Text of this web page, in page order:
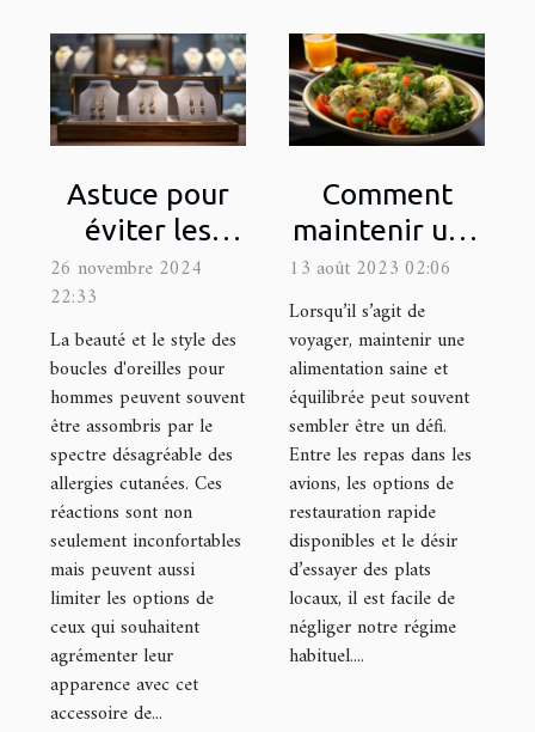
Astuce pour
éviter les
allergies avec
des boucles
d'oreilles pour
hommes
26 novembre 2024
22:33
La beauté et le style des
boucles d'oreilles pour
hommes peuvent souvent
être assombris par le
spectre désagréable des
allergies cutanées. Ces
réactions sont non
seulement inconfortables
mais peuvent aussi
limiter les options de
ceux qui souhaitent
agrémenter leur
apparence avec cet
accessoire de...
Comment
maintenir une
bonne
alimentation
lors de
voyages
13 août 2023 02:06
Lorsqu’il s’agit de
voyager, maintenir une
alimentation saine et
équilibrée peut souvent
sembler être un défi.
Entre les repas dans les
avions, les options de
restauration rapide
disponibles et le désir
d’essayer des plats
locaux, il est facile de
négliger notre régime
habituel....